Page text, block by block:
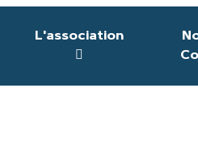
L'association